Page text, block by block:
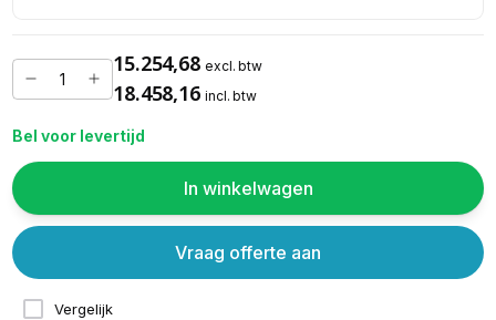
15.254,68 excl. btw
18.458,16 incl. btw
Bel voor levertijd
In winkelwagen
Vergelijk
Vraag offerte aan